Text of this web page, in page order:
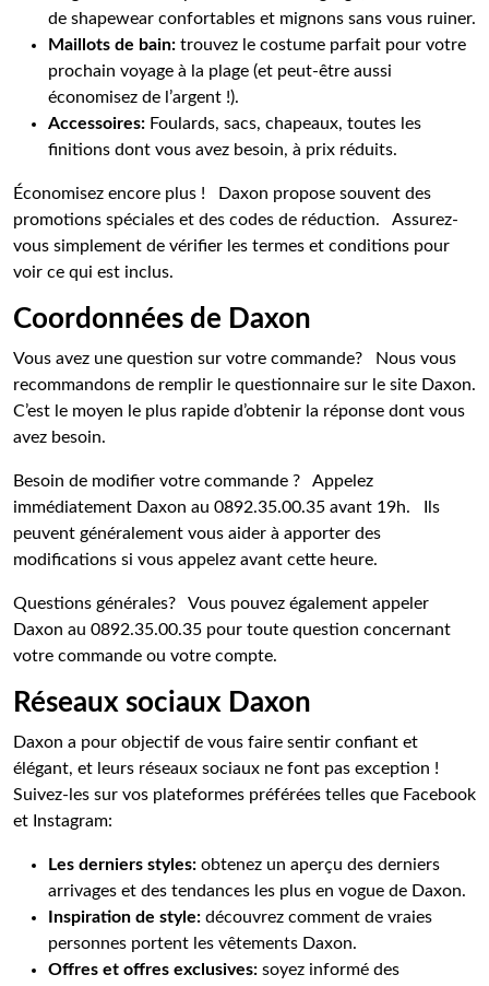
de shapewear confortables et mignons sans vous ruiner.
Maillots de bain: trouvez le costume parfait pour votre
prochain voyage à la plage (et peut-être aussi
économisez de l’argent !).
Accessoires: Foulards, sacs, chapeaux, toutes les
finitions dont vous avez besoin, à prix réduits.
Économisez encore plus ! Daxon propose souvent des
promotions spéciales et des codes de réduction. Assurez-
vous simplement de vérifier les termes et conditions pour
voir ce qui est inclus.
Coordonnées de Daxon
Vous avez une question sur votre commande? Nous vous
recommandons de remplir le questionnaire sur le site Daxon.
C’est le moyen le plus rapide d’obtenir la réponse dont vous
avez besoin.
Besoin de modifier votre commande ? Appelez
immédiatement Daxon au 0892.35.00.35 avant 19h. Ils
peuvent généralement vous aider à apporter des
modifications si vous appelez avant cette heure.
Questions générales? Vous pouvez également appeler
Daxon au 0892.35.00.35 pour toute question concernant
votre commande ou votre compte.
Réseaux sociaux Daxon
Daxon a pour objectif de vous faire sentir confiant et
élégant, et leurs réseaux sociaux ne font pas exception !
Suivez-les sur vos plateformes préférées telles que Facebook
et Instagram:
Les derniers styles: obtenez un aperçu des derniers
arrivages et des tendances les plus en vogue de Daxon.
Inspiration de style: découvrez comment de vraies
personnes portent les vêtements Daxon.
Offres et offres exclusives: soyez informé des